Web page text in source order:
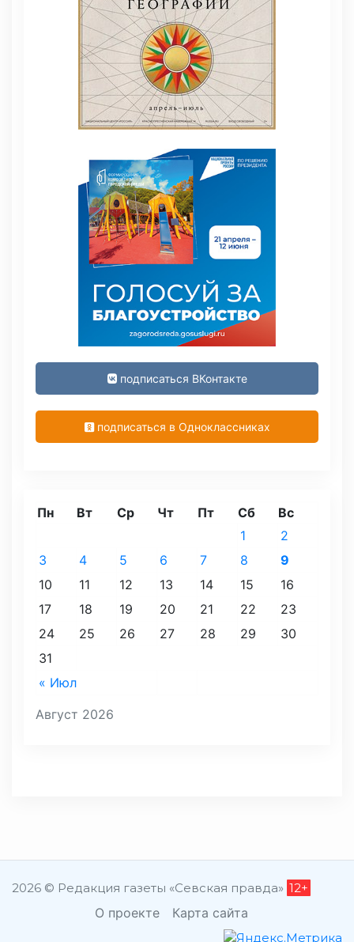
подписаться ВКонтакте
подписаться в Одноклассниках
Август 2026
Пн Вт Ср Чт Пт Сб Вс
« Июл
1
2
3
4 5 6 7 8
9
10
11 12 13 14 15
16
17
18 19 20 21 22
23
24
25 26 27 28 29
30
31
2026 © Редакция газеты «Севская правда» 12+
О проекте Карта сайта